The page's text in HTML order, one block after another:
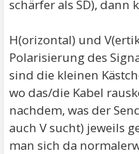
schärfer als SD), dann
H(orizontal) und
Polarisierung des
sind die kleinen
wo das/die Kabel
nachdem, was der
auch V sucht) jeweils
man sich da